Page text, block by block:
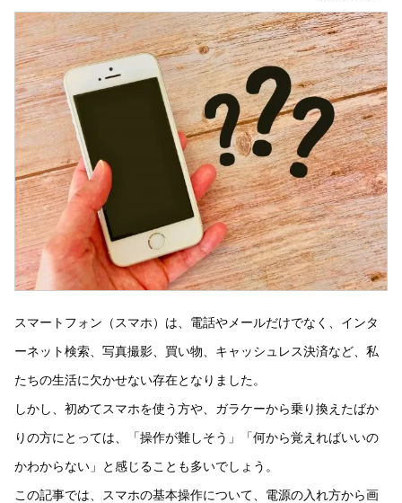
スマートフォン（スマホ）は、電話やメールだけでなく、インタ
ーネット検索、写真撮影、買い物、キャッシュレス決済など、私
たちの生活に欠かせない存在となりました。
しかし、初めてスマホを使う方や、ガラケーから乗り換えたばか
りの方にとっては、「操作が難しそう」「何から覚えればいいの
かわからない」と感じることも多いでしょう。
この記事では、スマホの基本操作について、電源の入れ方から画